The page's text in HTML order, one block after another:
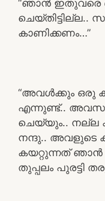
“ഞാൻ ഇതുവരെ
ചെയ്തിട്ടില്ല..
കാണിക്കണം…”
“അവൾക്കും ഒരു
എന്നുണ്ട്..
ചെയ്യും.. നല്ല
നന്ദു.. അവളുടെ
കയറ്റുന്നത്
തുപ്പലം പുരട്ടി